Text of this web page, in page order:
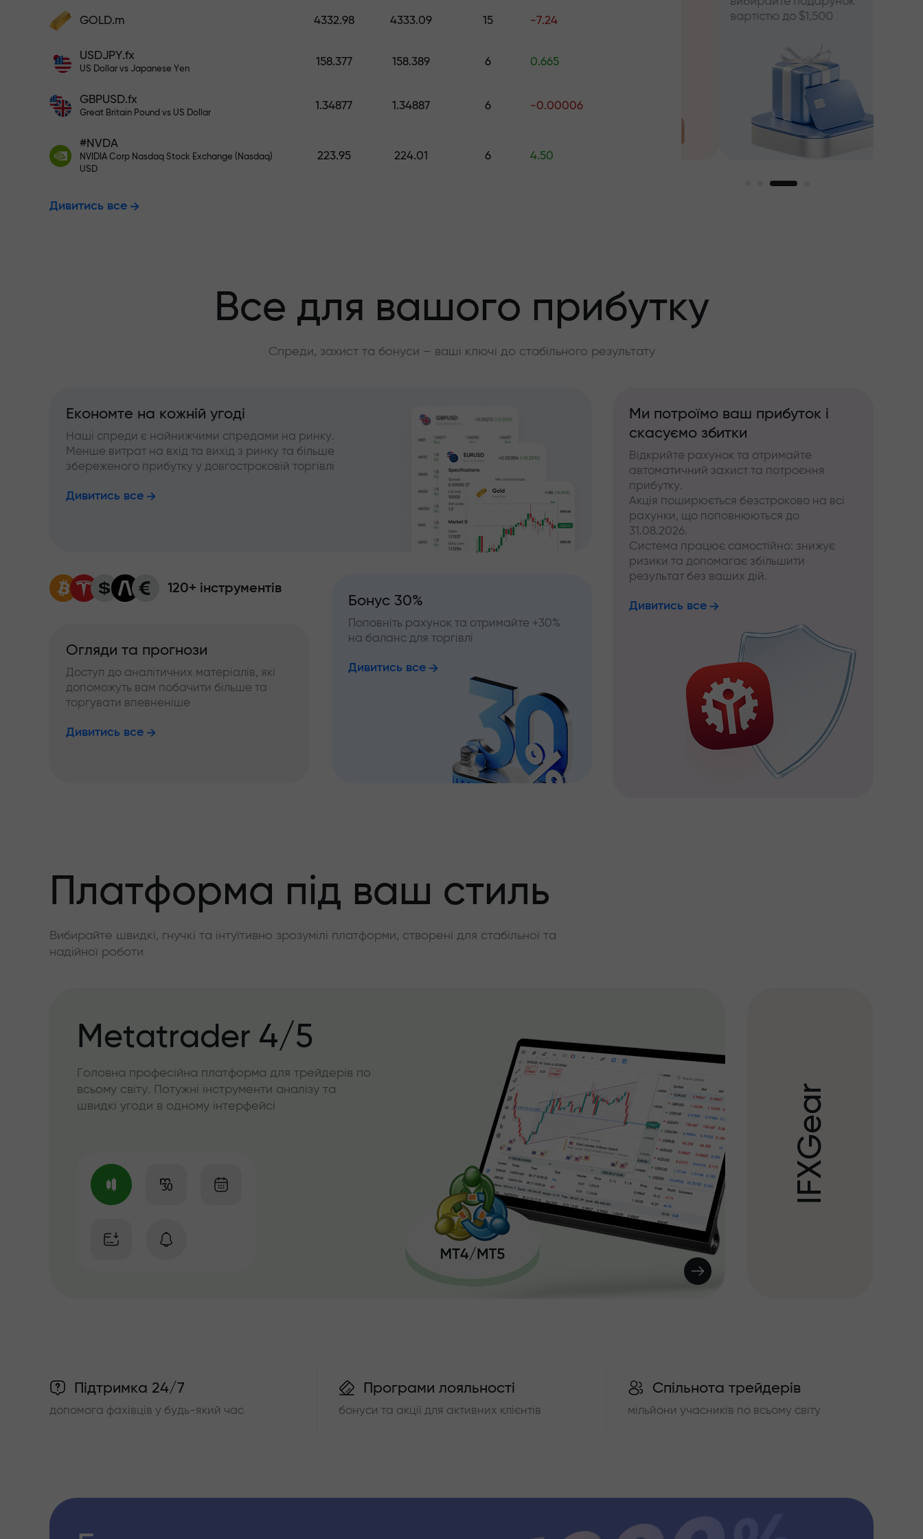
Поповніть рахунок — і отримайте бонус
X1000 - це не друкарська помилка. Чим
більший депозит, тим вищий множник.
Поповніть на $333 - вибирайте подарунок вартістю до $1,500
Торгуйте без ризику - ми
гарантуємо ваш прибуток
Бонус до X1000 - найбільший
GOLD.m 4332.98 4333.09 15 -7.24
USDJPY.fx
US Dollar vs Japanese Yen
158.377 158.389 6 0.665
GBPUSD.fx
Great Britain Pound vs US Dollar
1.34877 1.34887 6 -0.00006
#NVDA
NVIDIA Corp Nasdaq Stock Exchange (Nasdaq)
USD
223.95 224.01 6 4.50
Дивитись все
вартістю до $1,500
Все для вашого прибутку
Спреди, захист та бонуси – ваші ключі до стабільного результату
Економте на кожній угоді
Наші спреди є найнижчими спредами на ринку.
Менше витрат на вхід та вихід з ринку та більше
збереженого прибутку у довгостроковій торгівлі
Дивитись все
120+ інструментів
Огляди та прогнози
Доступ до аналітичних матеріалів, які
допоможуть вам побачити більше та
торгувати впевненіше
Дивитись все
Бонус 30%
Поповніть рахунок та отримайте +30%
на баланс для торгівлі
Дивитись все
Ми потроїмо ваш прибуток і
скасуємо збитки
Відкрийте рахунок та отримайте
автоматичний захист та потроєння
прибутку.
Акція поширюється безстроково на всі
рахунки, що поповнюються до
31.08.2026.
Система працює самостійно: знижує
ризики та допомагає збільшити
результат без ваших дій.
Дивитись все
Платформа під ваш стиль
Вибирайте швидкі, гнучкі та інтуїтивно зрозумілі платформи, створені для стабільної та
надійної роботи
Metatrader 4/5
Головна професійна платформа для трейдерів по
всьому світу. Потужні інструменти аналізу та
швидкі угоди в одному інтерфейсі
I
F
X
G
e
a
r
Підтримка 24/7
допомога фахівців у будь-який час
Програми лояльності
бонуси та акції для активних клієнтів
Спільнота трейдерів
мільйони учасників по всьому світу